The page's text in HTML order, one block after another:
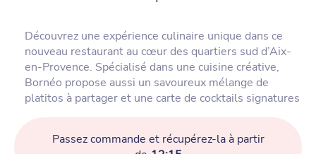
Découvrez une expérience culinaire unique dans ce
nouveau restaurant au cœur des quartiers sud d’Aix-
en-Provence. Spécialisé dans une cuisine créative,
Bornéo propose aussi un savoureux mélange de
platitos à partager et une carte de cocktails signatures
Passez commande et récupérez-la à partir